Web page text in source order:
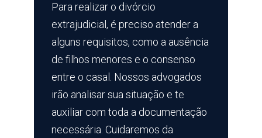
Para realizar o divórcio
extrajudicial, é preciso atender a
alguns requisitos, como a ausência
de filhos menores e o consenso
entre o casal. Nossos advogados
irão analisar sua situação e te
auxiliar com toda a documentação
necessária. Cuidaremos da